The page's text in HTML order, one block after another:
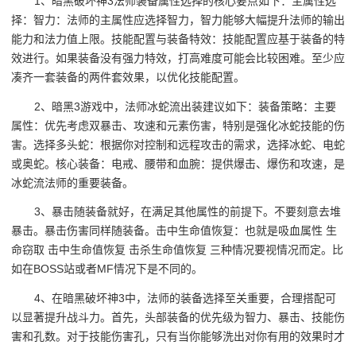
择：智力：法师的主属性应选择智力，智力能够大幅提升法师的输出
能力和法力值上限。技能配置与装备特效：技能配置应基于装备的特
效进行。如果装备没有强力特效，打高难度可能会比较困难。至少应
凑齐一套装备的两件套效果，以优化技能配置。
2、暗黑3游戏中，法师冰蛇流出装建议如下：装备策略：主要
属性：优先考虑双暴击、攻速和元素伤害，特别是强化冰蛇技能的伤
害。选择多头蛇：根据你对控制和远程攻击的需求，选择冰蛇、电蛇
或奥蛇。核心装备：电戒、腰带和血腕：提供爆击、爆伤和攻速，是
冰蛇流法师的重要装备。
3、暴击随装备就好，在满足其他属性的前提下。不要刻意去堆
暴击。暴击伤害同样随装备。击中生命值恢复：也就是吸血属性 生
命窃取 击中生命值恢复 击杀生命值恢复 三种情况要视情况而定。比
如在BOSS站或者MF情况下是不同的。
4、在暗黑破坏神3中，法师的装备选择至关重要，合理搭配可
以显著提升战斗力。首先，头部装备的优先级为智力、暴击、技能伤
害和孔数。对于技能伤害孔，只有当你能够洗出对你有用的效果时才